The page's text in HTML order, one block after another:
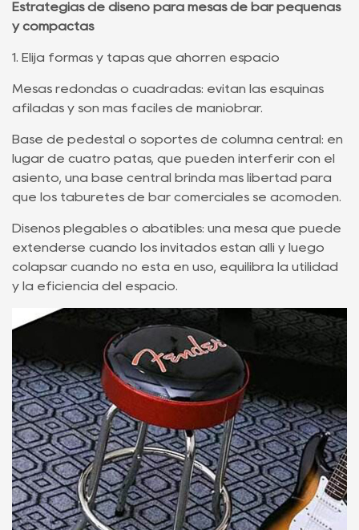
Estrategias de diseño para mesas de bar pequeñas
y compactas
1. Elija formas y tapas que ahorren espacio
Mesas redondas o cuadradas: evitan las esquinas
afiladas y son más fáciles de maniobrar.
Base de pedestal o soportes de columna central: en
lugar de cuatro patas, que pueden interferir con el
asiento, una base central brinda más libertad para
que los taburetes de bar comerciales se acomoden.
Diseños plegables o abatibles: una mesa que puede
extenderse cuando los invitados están allí y luego
colapsar cuando no está en uso, equilibra la utilidad
y la eficiencia del espacio.